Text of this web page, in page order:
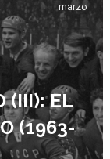
marzo
(III): EL
(1963-